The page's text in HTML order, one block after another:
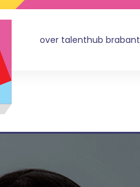
over talenthub brabant